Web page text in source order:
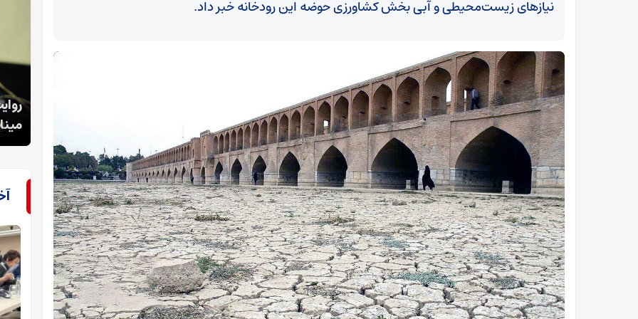
نیاز‌های زیست‌محیطی و آبی بخش کشاورزی حوضه این رودخانه خبر داد.
آیت‌الله نوری همدانی: خطوط ترسیم‌شده رهبر انقلاب
در مذاکرات رعایت شود
روایت تفنگدار سابق آمریکایی از جنایت کشورش در
میناب تاحمایت از اسرائیل
تب